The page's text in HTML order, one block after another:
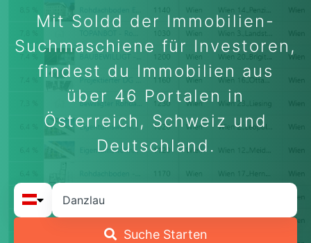
Mit Soldd der Immobilien-
Suchmaschiene für Investoren,
findest du Immobilien aus
über 46 Portalen in
Österreich, Schweiz und
Deutschland.
Suche Starten